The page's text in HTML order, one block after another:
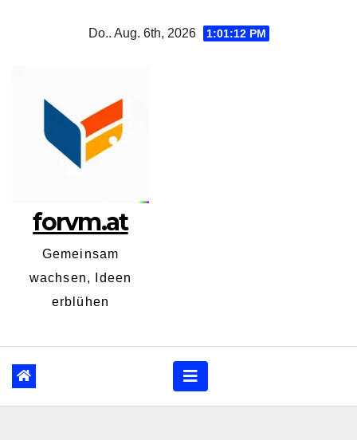
Do.. Aug. 6th, 2026 1:01:13 PM
forvm.at
Gemeinsam
wachsen, Ideen
erblühen